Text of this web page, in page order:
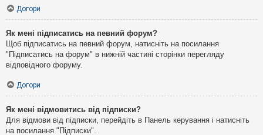
Догори
Як мені підписатись на певний форум?
Щоб підписатись на певний форум, натисніть на посилання
"Підписатись на форум" в нижній частині сторінки перегляду
відповідного форуму.
Догори
Як мені відмовитись від підписки?
Для відмови від підписки, перейдіть в Панель керування і натисніть
на посилання "Підписки".